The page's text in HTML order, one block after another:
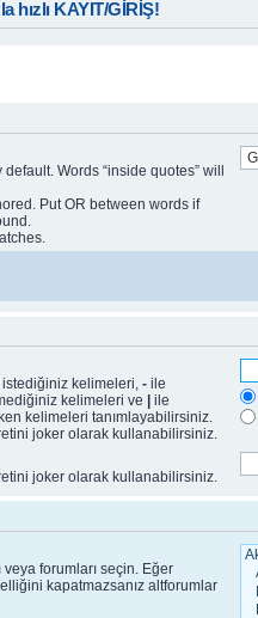
hızlı KAYIT/GİRİŞ!
Words “inside quotes” will
Put OR between words if
istediğiniz kelimeleri, - ile
kelimeleri ve
ile
kelimeleri tanımlayabilirsiniz.
joker olarak kullanabilirsiniz.
joker olarak kullanabilirsiniz.
forumları seçin. Eğer
kapatmazsanız altforumlar